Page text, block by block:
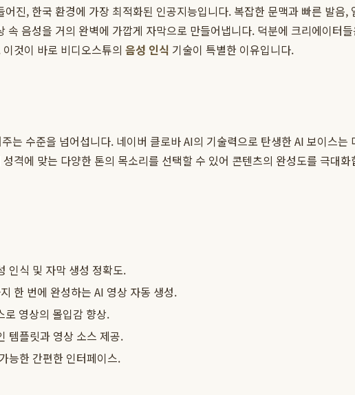
진, 한국 환경에 가장 최적화된 인공지능입니다. 복잡한 문맥과 빠른 발
음성을 거의 완벽에 가깝게 자막으로 만들어냅니다. 덕분에 크리에이터
것이 바로 비디오스튜의 음성 인식 기술이 특별한 이유입니다.
는 수준을 넘어섭니다. 네이버 클로바 AI의 기술력으로 탄생한 AI 보이스
격에 맞는 다양한 톤의 목소리를 선택할 수 있어 콘텐츠의 완성도를 극대
인식 및 자막 생성 정확도.
한 번에 완성하는 AI 영상 자동 생성.
로 영상의 몰입감 향상.
템플릿과 영상 소스 제공.
능한 간편한 인터페이스.